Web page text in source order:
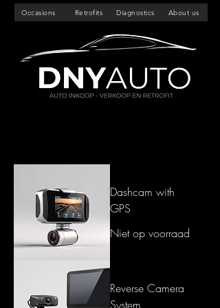
Occasions Retrofits Diagnostics About us
Dashcam with
GPS
Niet op voorraad
Reverse Camera
System